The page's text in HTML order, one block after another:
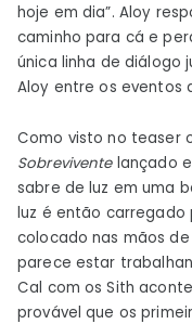
hoje em dia”. Aloy
caminho para cá e
única linha de diálogo
Aloy entre os eventos
Como visto no teaser
Sobreviventelançado
sabre de luz em uma
luz é então carregado
colocado nas mãos
parece estar
Cal com os Sith
provável que os